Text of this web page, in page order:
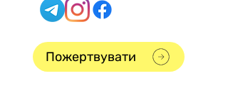
Пожертвувати